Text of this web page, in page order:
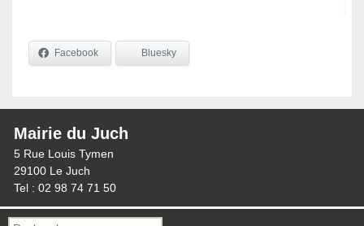
Facebook Bluesky
Mairie du Juch
5 Rue Louis Tymen
29100 Le Juch
Tel : 02 98 74 71 50